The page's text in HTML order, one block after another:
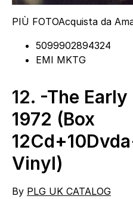
PIÙ FOTOAcquista da
5099902894324
EMI MKTG
12. -The Early
1972 (Box
Vinyl)
By PLG UK CATALOG